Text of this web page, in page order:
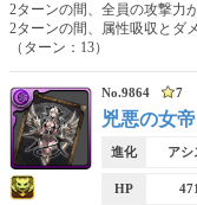
毒ダメージ無効
操作時間減少
レアリティ
2ターンの間、全員の攻撃力が
2ターンの間、属性吸収とダ
（ターン：13）
No.9864 7
兇悪の女
進化 アシ
HP